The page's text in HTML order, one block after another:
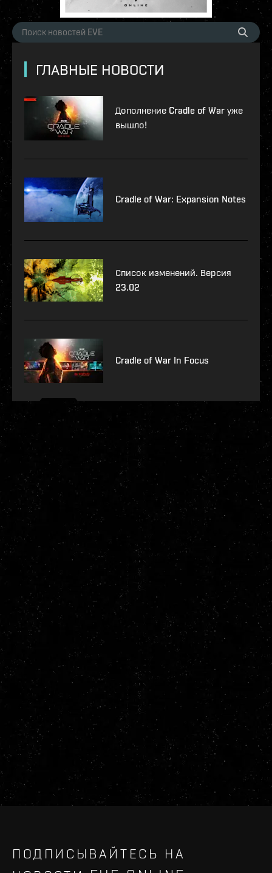
ГЛАВНЫЕ НОВОСТИ
Дополнение Cradle of War уже
вышло!
Cradle of War: Expansion Notes
Список изменений. Версия
23.02
Cradle of War In Focus
ПОДПИСЫВАЙТЕСЬ НА